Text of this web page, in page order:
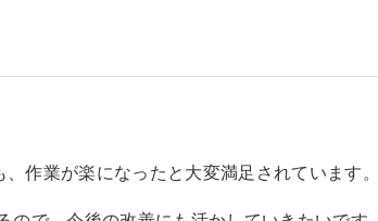
作業が楽になったと大変満足されています。